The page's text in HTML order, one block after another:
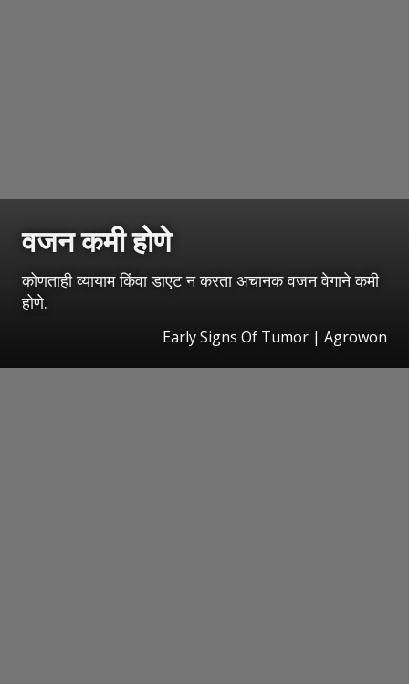
वजन कमी होणे
कोणताही व्यायाम किंवा डाएट न करता अचानक वजन वेगाने कमी
होणे.
Early Signs Of Tumor | Agrowon